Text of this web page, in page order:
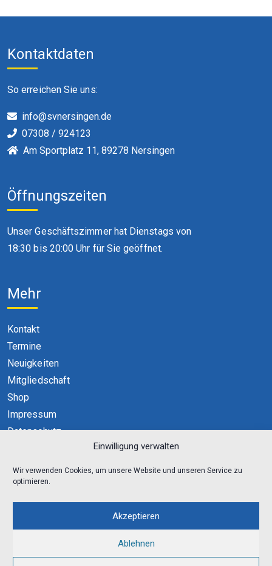
Einwilligung verwalten
Wir verwenden Cookies, um unsere Website und unseren Service zu
optimieren.
Akzeptieren
Ablehnen
Kontaktdaten
So erreichen Sie uns:
info@svnersingen.de
07308 / 924123
Am Sportplatz 11, 89278 Nersingen
Öffnungszeiten
Unser Geschäftszimmer hat Dienstags von
18:30 bis 20:00 Uhr für Sie geöffnet.
Mehr
Kontakt
Termine
Neuigkeiten
Mitgliedschaft
Shop
Impressum
Datenschutz
Cookie-Richtlinie (EU)